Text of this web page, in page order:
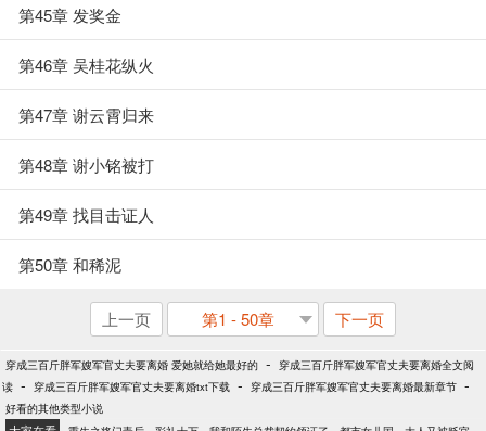
第45章 发奖金
第46章 吴桂花纵火
第47章 谢云霄归来
第48章 谢小铭被打
第49章 找目击证人
第50章 和稀泥
上一页 第1 - 50章 下一页
穿成三百斤胖军嫂军官丈夫要离婚 爱她就给她最好的 -
穿成三百斤胖军嫂军官丈夫要离婚全文阅
读 - 穿成三百斤胖军嫂军官丈夫要离婚txt下载 - 穿成三百斤胖军嫂军官丈夫要离婚最新章节 -
好看的其他类型小说